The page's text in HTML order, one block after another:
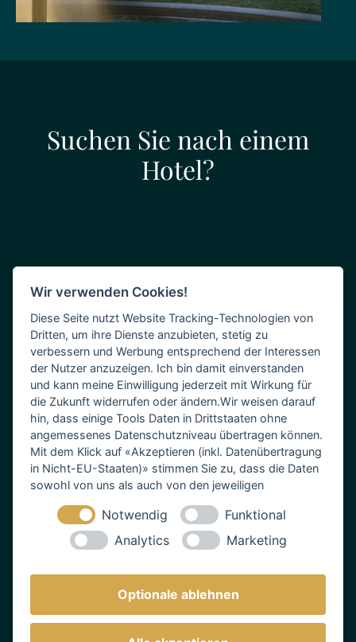
Suchen Sie nach einem
Hotel?
Leistungen
Partner
Locations
Über Uns
Kontakt
Partner werden
Wir verwenden Cookies!
Diese Seite nutzt Website Tracking-Technologien von
Dritten, um ihre Dienste anzubieten, stetig zu
verbessern und Werbung entsprechend der Interessen
der Nutzer anzuzeigen. Ich bin damit einverstanden
und kann meine Einwilligung jederzeit mit Wirkung für
die Zukunft widerrufen oder ändern.Wir weisen darauf
hin, dass einige Tools Daten in Drittstaaten ohne
angemessenes Datenschutzniveau übertragen können.
Mit dem Klick auf «Akzeptieren (inkl. Datenübertragung
in Nicht-EU-Staaten)» stimmen Sie zu, dass die Daten
sowohl von uns als auch von den jeweiligen
werden dürfen. Sie können Ihre Cookie-Einstellungen
selbstverständlich jederzeit ändern.
Notwendig
Funktional
Analytics
Marketing
Optionale ablehnen